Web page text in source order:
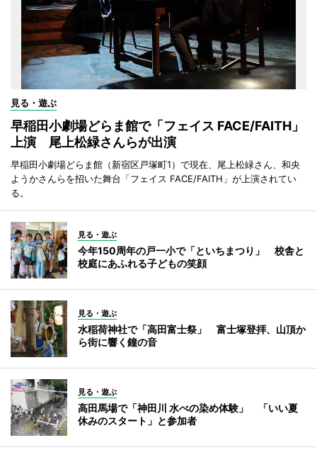
見る・遊ぶ
早稲田小劇場どらま館で「フェイス FACE/FAITH」
上演 尾上松緑さんらが出演
早稲田小劇場どらま館（新宿区戸塚町1）で現在、尾上松緑さん、和央
ようかさんらを招いた舞台「フェイス FACE/FAITH」が上演されてい
る。
見る・遊ぶ
今年150周年の戸一小で「といちまつり」 校舎と
校庭にあふれる子どもの笑顔
見る・遊ぶ
水稲荷神社で「高田富士祭」 富士塚登拝、山頂か
ら街に響く鐘の音
見る・遊ぶ
高田馬場で「神田川 水べの染め体験」 「いい夏
休みのスタート」と参加者